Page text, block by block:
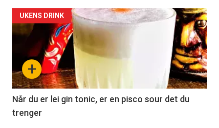
Forsiden
akkurat
nå
-
2
+
UKENS DRINK
Når du er lei gin tonic, er en pisco sour det du
trenger